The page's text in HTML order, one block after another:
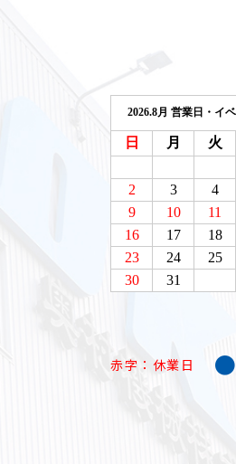
赤字：休業日 ●